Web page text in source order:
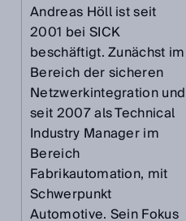
Andreas Höll ist seit
2001 bei SICK
beschäftigt. Zunächst im
Bereich der sicheren
Netzwerkintegration und
seit 2007 als Technical
Industry Manager im
Bereich
Fabrikautomation, mit
Schwerpunkt
Automotive. Sein Fokus